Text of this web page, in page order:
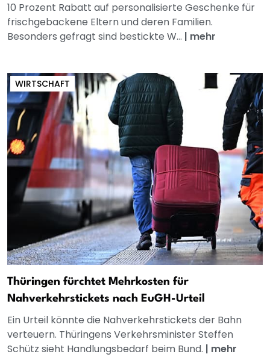
10 Prozent Rabatt auf personalisierte Geschenke für
frischgebackene Eltern und deren Familien.
Besonders gefragt sind bestickte W... | mehr
WIRTSCHAFT
Thüringen fürchtet Mehrkosten für
Nahverkehrstickets nach EuGH-Urteil
Ein Urteil könnte die Nahverkehrstickets der Bahn
verteuern. Thüringens Verkehrsminister Steffen
Schütz sieht Handlungsbedarf beim Bund. | mehr